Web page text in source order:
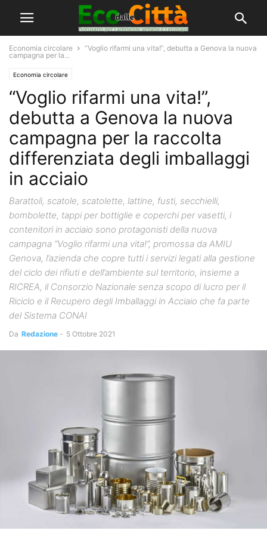
Economia circolare
“Voglio rifarmi una vita!”, debutta a Genova la nuova
campagna per la...
Economia circolare
“Voglio rifarmi una vita!”,
debutta a Genova la nuova
campagna per la raccolta
differenziata degli imballaggi
in acciaio
Barattoli, scatole, scatolette, lattine, fusti, secchielli,
bombolette, tappi per bottiglie e coperchi per vasetti, i
contenitori in acciaio sono protagonisti della nuova
campagna “Voglio rifarmi una vita!”, promossa da AMIU
Genova, l’azienda che copre tutti i servizi legati alla gestione
del ciclo dei rifiuti e dell’ambiente sul territorio, insieme a
RICREA, il Consorzio Nazionale senza scopo di lucro per il
Riciclo e il Recupero degli Imballaggi in Acciaio che fa parte
del Sistema CONAI
Da Redazione - 5 Ottobre 2021